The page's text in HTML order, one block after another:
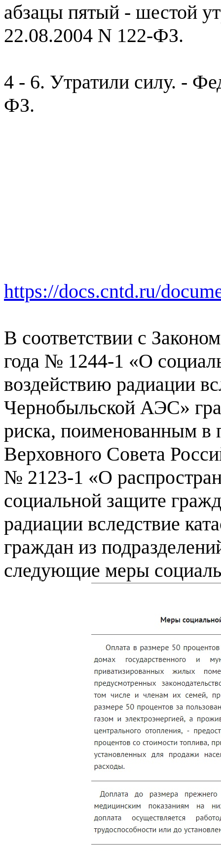
абзацы пятый - шестой
22.08.2004 N 122-ФЗ.
4 - 6. Утратили силу. -
ФЗ.
https://docs.cntd.ru/
В соответствии с
года № 1244-1 «О
воздействию радиации
Чернобыльской АЭС»
риска, поименованным в
Верховного Совета
№ 2123-1 «О
социальной защите
радиации вследствие
граждан из
следующие меры